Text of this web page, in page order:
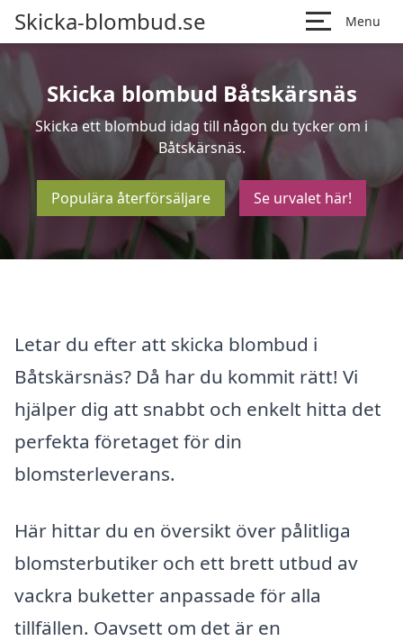
Skicka-blombud.se Menu
Skicka blombud Båtskärsnäs
Skicka ett blombud idag till någon du tycker om i
Båtskärsnäs.
Populära återförsäljare Se urvalet här!
Letar du efter att skicka blombud i
Båtskärsnäs? Då har du kommit rätt! Vi
hjälper dig att snabbt och enkelt hitta det
perfekta företaget för din
blomsterleverans.
Här hittar du en översikt över pålitliga
blomsterbutiker och ett brett utbud av
vackra buketter anpassade för alla
tillfällen. Oavsett om det är en